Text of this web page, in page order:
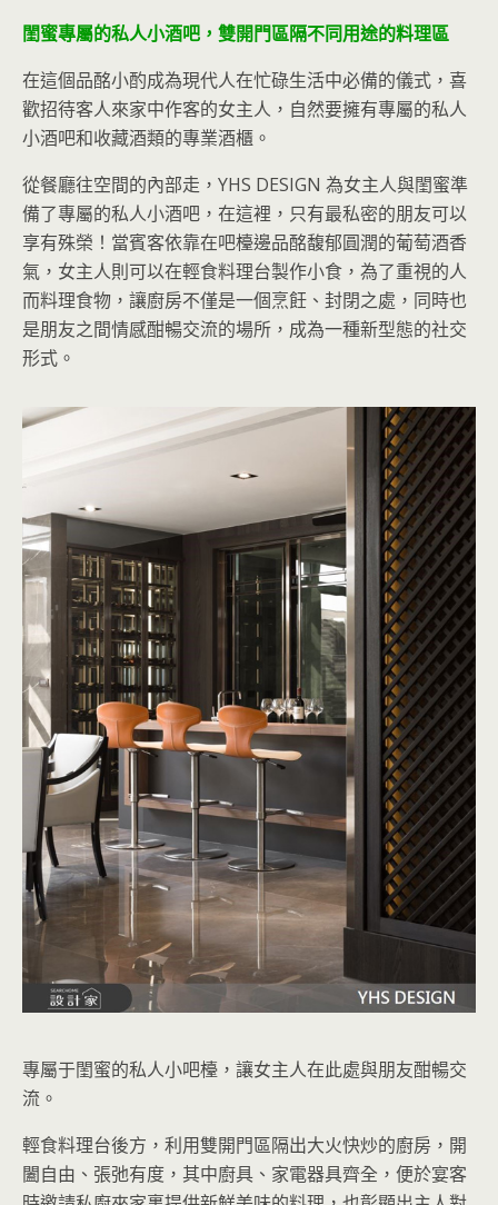
閨蜜專屬的私人小酒吧，雙開門區隔不同用途的料理區
在這個品酩小酌成為現代人在忙碌生活中必備的儀式，喜
歡招待客人來家中作客的女主人，自然要擁有專屬的私人
小酒吧和收藏酒類的專業酒櫃。
從餐廳往空間的內部走，YHS DESIGN 為女主人與閨蜜準
備了專屬的私人小酒吧，在這裡，只有最私密的朋友可以
享有殊榮！當賓客依靠在吧檯邊品酩馥郁圓潤的葡萄酒香
氣，女主人則可以在輕食料理台製作小食，為了重視的人
而料理食物，讓廚房不僅是一個烹飪、封閉之處，同時也
是朋友之間情感酣暢交流的場所，成為一種新型態的社交
形式。
專屬于閨蜜的私人小吧檯，讓女主人在此處與朋友酣暢交
流。
輕食料理台後方，利用雙開門區隔出大火快炒的廚房，開
闔自由、張弛有度，其中廚具、家電器具齊全，便於宴客